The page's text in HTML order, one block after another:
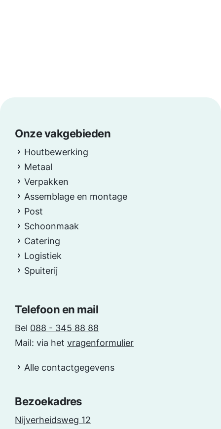
Onze vakgebieden
Houtbewerking
Metaal
Verpakken
Assemblage en montage
Post
Schoonmaak
Catering
Logistiek
Spuiterij
Telefoon en mail
Bel 088 - 345 88 88
Mail: via het vragenformulier
Alle contactgegevens
Bezoekadres
Nijverheidsweg 12